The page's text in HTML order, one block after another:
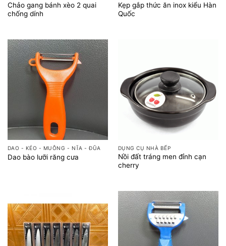
Chảo gang bánh xèo 2 quai
chống dính
Kẹp gắp thức ăn inox kiểu Hàn
Quốc
DAO - KÉO - MUỖNG - NĨA - ĐŨA
Dao bào lưỡi răng cưa
DỤNG CỤ NHÀ BẾP
Nồi đất tráng men đỉnh cạn
cherry